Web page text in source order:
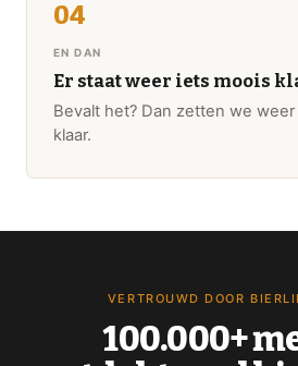
EN DAN
Er staat weer iets moois
Bevalt het? Dan zetten we
klaar.
VERTROUWD DOOR
100.000+